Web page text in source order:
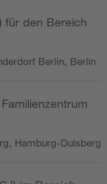
für den Bereich
Berlin, Berlin
Hamburg-Dulsberg